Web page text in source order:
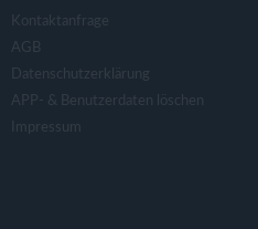
Kontaktanfrage
AGB
Datenschutzerklärung
APP- & Benutzerdaten löschen
Impressum